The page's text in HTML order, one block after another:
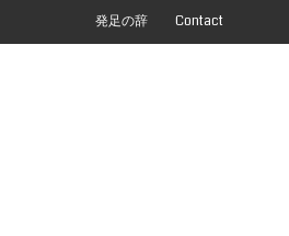
発足の辞 Contact